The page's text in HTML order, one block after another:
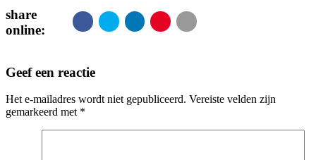
share
online:
Geef een reactie
Het e-mailadres wordt niet gepubliceerd. Vereiste velden zijn
gemarkeerd met *